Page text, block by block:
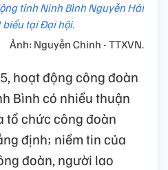
tỉnh Ninh Bình Nguyễn Hải
biểu tại Đại hội.
Ảnh: Nguyễn Chinh - TTXVN.
hoạt động công đoàn
Bình có nhiều thuận
tổ chức công đoàn
định; niềm tin của
đoàn, người lao